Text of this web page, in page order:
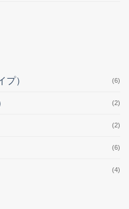
プ） (6)
(2)
(2)
(6)
(4)